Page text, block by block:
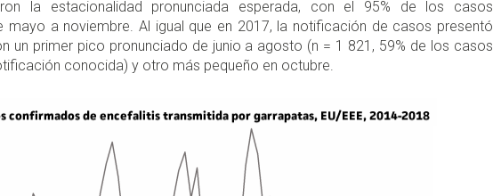
la estacionalidad pronunciada esperada, con el 95% de los casos
a noviembre. Al igual que en 2017, la notificación de casos presentó
un primer pico pronunciado de junio a agosto (n = 1 821, 59% de los casos
conocida) y otro más pequeño en octubre.